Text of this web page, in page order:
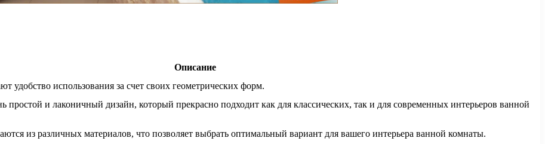
Описание
удобство использования за счет своих геометрических форм.
простой и лаконичный дизайн, который прекрасно подходит как для классических, так и для современных интерьеров ванной
из различных материалов, что позволяет выбрать оптимальный вариант для вашего интерьера ванной комнаты.